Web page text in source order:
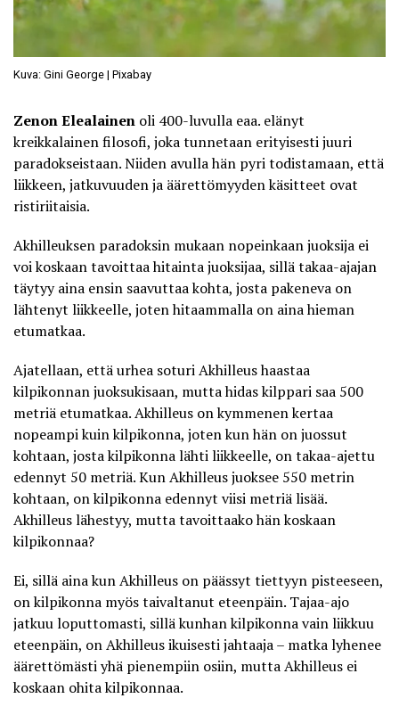
Kuva: Gini George | Pixabay
Zenon Elealainen oli 400-luvulla eaa. elänyt
kreikkalainen filosofi, joka tunnetaan erityisesti juuri
paradokseistaan. Niiden avulla hän pyri todistamaan, että
liikkeen, jatkuvuuden ja äärettömyyden käsitteet ovat
ristiriitaisia.
Akhilleuksen paradoksin mukaan nopeinkaan juoksija ei
voi koskaan tavoittaa hitainta juoksijaa, sillä takaa-ajajan
täytyy aina ensin saavuttaa kohta, josta pakeneva on
lähtenyt liikkeelle, joten hitaammalla on aina hieman
etumatkaa.
Ajatellaan, että urhea soturi Akhilleus haastaa
kilpikonnan juoksukisaan, mutta hidas kilppari saa 500
metriä etumatkaa. Akhilleus on kymmenen kertaa
nopeampi kuin kilpikonna, joten kun hän on juossut
kohtaan, josta kilpikonna lähti liikkeelle, on takaa-ajettu
edennyt 50 metriä. Kun Akhilleus juoksee 550 metrin
kohtaan, on kilpikonna edennyt viisi metriä lisää.
Akhilleus lähestyy, mutta tavoittaako hän koskaan
kilpikonnaa?
Ei, sillä aina kun Akhilleus on päässyt tiettyyn pisteeseen,
on kilpikonna myös taivaltanut eteenpäin. Tajaa-ajo
jatkuu loputtomasti, sillä kunhan kilpikonna vain liikkuu
eteenpäin, on Akhilleus ikuisesti jahtaaja – matka lyhenee
äärettömästi yhä pienempiin osiin, mutta Akhilleus ei
koskaan ohita kilpikonnaa.